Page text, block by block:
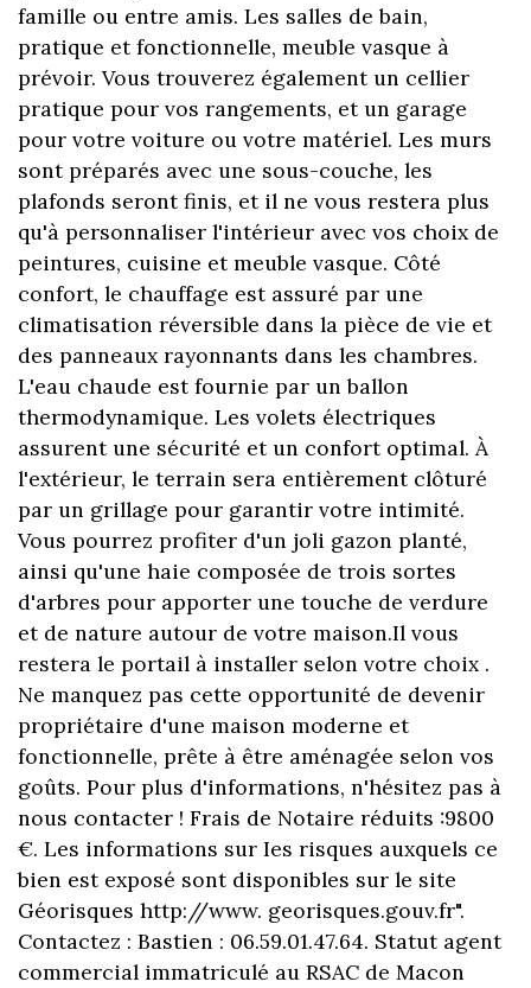
famille ou entre amis. Les salles de bain,
pratique et fonctionnelle, meuble vasque à
prévoir. Vous trouverez également un cellier
pratique pour vos rangements, et un garage
pour votre voiture ou votre matériel. Les murs
sont préparés avec une sous-couche, les
plafonds seront finis, et il ne vous restera plus
qu'à personnaliser l'intérieur avec vos choix de
peintures, cuisine et meuble vasque. Côté
confort, le chauffage est assuré par une
climatisation réversible dans la pièce de vie et
des panneaux rayonnants dans les chambres.
L'eau chaude est fournie par un ballon
thermodynamique. Les volets électriques
assurent une sécurité et un confort optimal. À
l'extérieur, le terrain sera entièrement clôturé
par un grillage pour garantir votre intimité.
Vous pourrez profiter d'un joli gazon planté,
ainsi qu'une haie composée de trois sortes
d'arbres pour apporter une touche de verdure
et de nature autour de votre maison.Il vous
restera le portail à installer selon votre choix .
Ne manquez pas cette opportunité de devenir
propriétaire d'une maison moderne et
fonctionnelle, prête à être aménagée selon vos
goûts. Pour plus d'informations, n'hésitez pas à
nous contacter ! Frais de Notaire réduits :9800
€. Les informations sur Ies risques auxquels ce
bien est exposé sont disponibles sur le site
Géorisques http://www. georisques.gouv.fr".
Contactez : Bastien : 06.59.01.47.64. Statut agent
commercial immatriculé au RSAC de Macon